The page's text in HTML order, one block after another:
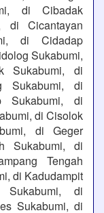
di Cibadak
di Cicantayan
di Cidadap
Sukabumi,
Sukabumi, di
Sukabumi, di
Sukabumi, di
di Cisolok
di Geger
Sukabumi, di
Tengah
di Kadudampit
di
Sukabumi, di